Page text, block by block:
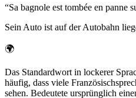
“Sa bagnole est tombée en panne
Sein Auto ist auf der Autobahn
🌍
Das Standardwort in lockerer
häufig, dass viele
sehen. Bedeutete ursprünglich